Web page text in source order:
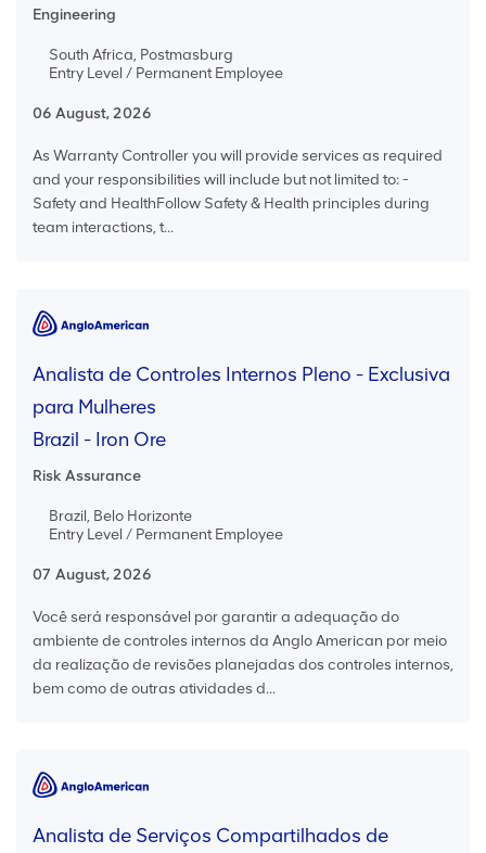
Engineering
South Africa, Postmasburg
Entry Level / Permanent Employee
06 August, 2026
As Warranty Controller you will provide services as required
and your responsibilities will include but not limited to: -
Safety and HealthFollow Safety & Health principles during
team interactions, t...
Analista de Controles Internos Pleno - Exclusiva
para Mulheres
Brazil - Iron Ore
Risk Assurance
Brazil, Belo Horizonte
Entry Level / Permanent Employee
07 August, 2026
Você será responsável por garantir a adequação do
ambiente de controles internos da Anglo American por meio
da realização de revisões planejadas dos controles internos,
bem como de outras atividades d...
Analista de Serviços Compartilhados de